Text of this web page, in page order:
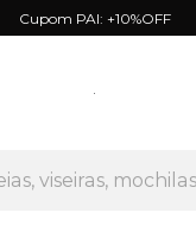
Cupom PAI: +10%OFF